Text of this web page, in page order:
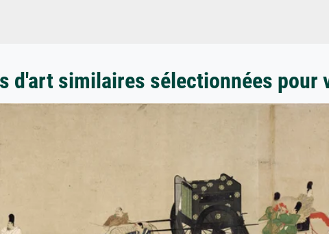
d'art similaires sélectionnées pour